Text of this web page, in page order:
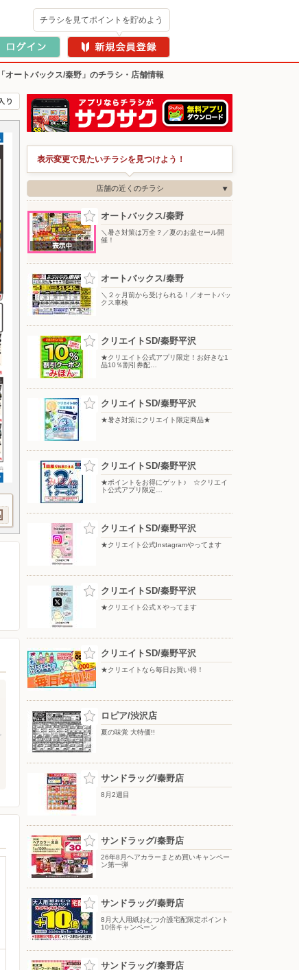
チラシを見てポイントを貯めよう
「オートバックス/秦野」のチラシ・店舗情報
表示変更で見たいチラシを見つけよう！
店舗の近くのチラシ
オートバックス/秦野
＼暑さ対策は万全？／夏のお盆セール開
催！
オートバックス/秦野
＼２ヶ月前から受けられる！／オートバッ
クス車検
クリエイトSD/秦野平沢
★クリエイト公式アプリ限定！お好きな1
品10％割引券配…
クリエイトSD/秦野平沢
★暑さ対策にクリエイト限定商品★
クリエイトSD/秦野平沢
★ポイントをお得にゲット♪ ☆クリエイ
ト公式アプリ限定…
クリエイトSD/秦野平沢
★クリエイト公式Instagramやってます
クリエイトSD/秦野平沢
★クリエイト公式Ｘやってます
クリエイトSD/秦野平沢
★クリエイトなら毎日お買い得！
ロピア/渋沢店
夏の味覚 大特価!!
サンドラッグ/秦野店
8月2週目
サンドラッグ/秦野店
26年8月ヘアカラーまとめ買いキャンペー
ン第一弾
サンドラッグ/秦野店
8月大人用紙おむつ介護宅配限定ポイント
10倍キャンペーン
サンドラッグ/秦野店